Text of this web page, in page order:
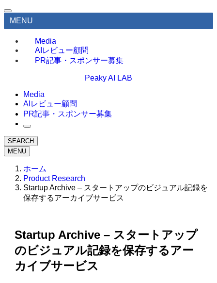
MENU
Media
AIレビュー顧問
PR記事・スポンサー募集
Peaky AI LAB
Media
AIレビュー顧問
PR記事・スポンサー募集
SEARCH
MENU
ホーム
Product Research
Startup Archive – スタートアップのビジュアル記録を
保存するアーカイブサービス
Startup Archive – スタートアップ
のビジュアル記録を保存するアー
カイブサービス